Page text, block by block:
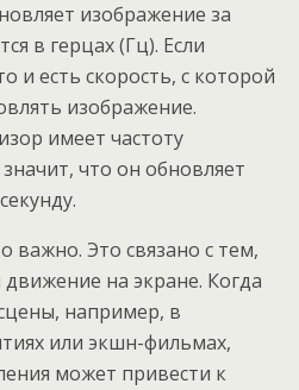
изображение за
в герцах (Гц). Если
и есть скорость, с которой
изображение.
имеет частоту
что он обновляет
важно. Это связано с тем,
на экране. Когда
например, в
или экшн-фильмах,
может привести к